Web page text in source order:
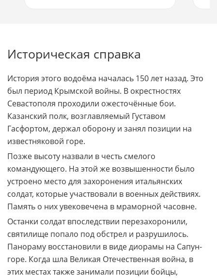
Историческая справка
История этого водоёма началась 150 лет назад. Это
был период Крымской войны. В окрестностях
Севастополя проходили ожесточённые бои.
Казанский полк, возглавляемый Густавом
Гасфортом, держал оборону и занял позиции на
известняковой горе.
Позже высоту назвали в честь смелого
командующего. На этой же возвышенности было
устроено место для захоронения итальянских
солдат, которые участвовали в военных действиях.
Память о них увековечена в мраморной часовне.
Останки солдат впоследствии перезахоронили,
святилище попало под обстрел и разрушилось.
Панораму восстановили в виде диорамы на Сапун-
горе. Когда шла Великая Отечественная война, в
этих местах также занимали позиции бойцы,